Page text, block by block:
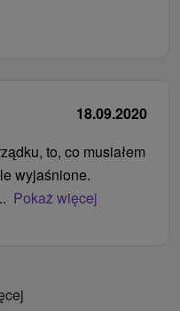
18.09.2020
to, co musiałem
wyjaśnione.
Pokaż więcej